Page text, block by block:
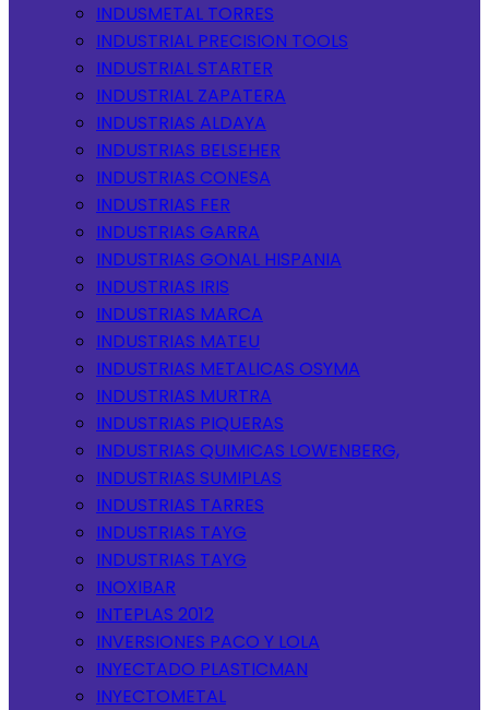
INDUSMETAL TORRES
INDUSTRIAL PRECISION TOOLS
INDUSTRIAL STARTER
INDUSTRIAL ZAPATERA
INDUSTRIAS ALDAYA
INDUSTRIAS BELSEHER
INDUSTRIAS CONESA
INDUSTRIAS FER
INDUSTRIAS GARRA
INDUSTRIAS GONAL HISPANIA
INDUSTRIAS IRIS
INDUSTRIAS MARCA
INDUSTRIAS MATEU
INDUSTRIAS METALICAS OSYMA
INDUSTRIAS MURTRA
INDUSTRIAS PIQUERAS
INDUSTRIAS QUIMICAS LOWENBERG,
INDUSTRIAS SUMIPLAS
INDUSTRIAS TARRES
INDUSTRIAS TAYG
INDUSTRIAS TAYG
INOXIBAR
INTEPLAS 2012
INVERSIONES PACO Y LOLA
INYECTADO PLASTICMAN
INYECTOMETAL